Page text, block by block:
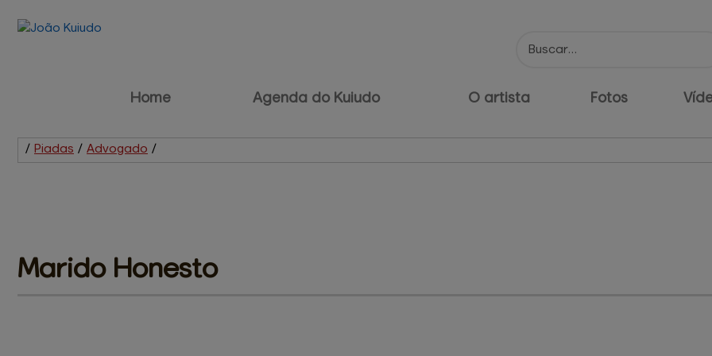
Home Agenda do Kuiudo O artista Fotos
/ Piadas / Advogado /
Marido Honesto